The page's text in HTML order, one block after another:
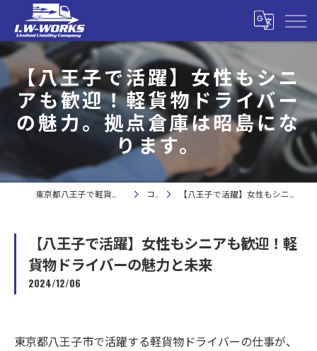
【八王子で活躍】女性もシニ
アも歓迎！軽貨物ドライバー
の魅力。拠点倉庫は昭島にな
ります。
コラム 【八王子で活躍】女性もシニアも歓迎！軽貨物ドライバーの魅力と未来
【八王子で活躍】女性もシニアも歓迎！軽
貨物ドライバーの魅力と未来
2024/12/06
東京都八王子市で活躍する軽貨物ドライバーの仕事が、